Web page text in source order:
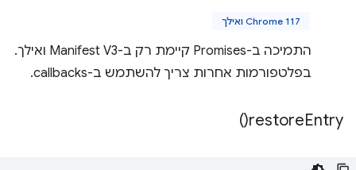
Chrome 117 ואילך
התמיכה ב-Promises קיימת רק ב-Manifest V3 ואילך.
בפלטפורמות אחרות צריך להשתמש ב-callbacks.
restoreEntry(
)